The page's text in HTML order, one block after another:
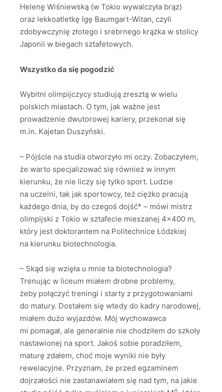
Helenę Wiśniewską (w Tokio wywalczyła brąz)
oraz lekkoatletkę Igę Baumgart-Witan, czyli
zdobywczynię złotego i srebrnego krążka w stolicy
Japonii w biegach sztafetowych.
Wszystko da się pogodzić
Wybitni olimpijczycy studiują zresztą w wielu
polskich miastach. O tym, jak ważne jest
prowadzenie dwutorowej kariery, przekonał się
m.in. Kajetan Duszyński.
– Pójście na studia otworzyło mi oczy. Zobaczyłem,
że warto specjalizować się również w innym
kierunku, że nie liczy się tylko sport. Ludzie
na uczelni, tak jak sportowcy, też ciężko pracują
każdego dnia, by do czegoś dojść* – mówi mistrz
olimpijski z Tokio w sztafecie mieszanej 4×400 m,
który jest doktorantem na Politechnice Łódzkiej
na kierunku biotechnologia.
– Skąd się wzięła u mnie ta biotechnologia?
Trenując w liceum miałem drobne problemy,
żeby połączyć treningi i starty z przygotowaniami
do matury. Dostałem się wtedy do kadry narodowej,
miałem dużo wyjazdów. Mój wychowawca
mi pomagał, ale generalnie nie chodziłem do szkoły
nastawionej na sport. Jakoś sobie poradziłem,
maturę zdałem, choć moje wyniki nie były
rewelacyjne. Przyznam, że przed egzaminem
dojrzałości nie zastanawiałem się nad tym, na jakie